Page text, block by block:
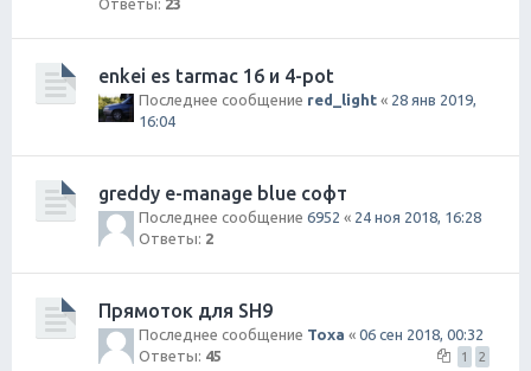
enkei es tarmac 16 и 4-pot
Последнее сообщение red_light « 28 янв 2019,
16:04
greddy e-manage blue софт
Последнее сообщение 6952 « 24 ноя 2018, 16:28
Ответы: 2
Прямоток для SH9
Последнее сообщение Toxa « 06 сен 2018, 00:32
Ответы: 45 1 2